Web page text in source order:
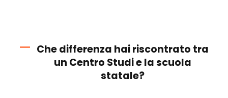
Che differenza hai riscontrato tra
un Centro Studi e la scuola
statale?